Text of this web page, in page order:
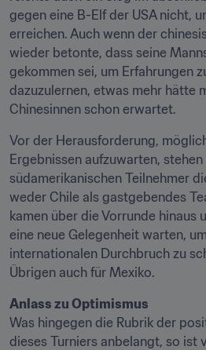
gegen eine B-Elf der USA nicht,
erreichen. Auch wenn der
wieder betonte, dass seine
gekommen sei, um Erfahrungen
dazuzulernen, etwas mehr hätte
Chinesinnen schon erwartet.
Vor der Herausforderung,
Ergebnissen aufzuwarten,
südamerikanischen Teilnehmer
weder Chile als gastgebendes
kamen über die Vorrunde hinaus
eine neue Gelegenheit warten,
internationalen Durchbruch zu
Übrigen auch für Mexiko.
Anlass zu Optimismus
Was hingegen die Rubrik der
dieses Turniers anbelangt, so ist